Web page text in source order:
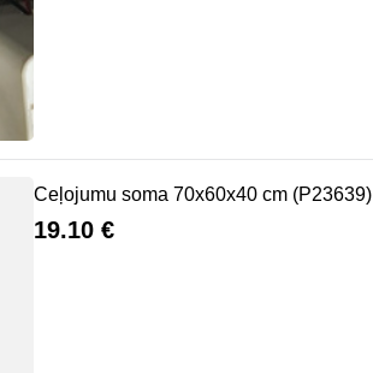
Ceļojumu soma 70x60x40 cm (P23639)
19.10 €